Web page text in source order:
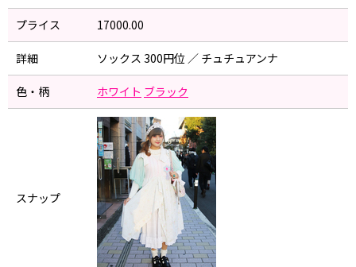
プライス 17000.00
詳細 ソックス 300円位 ／ チュチュアンナ
色・柄 ホワイト ブラック
スナップ